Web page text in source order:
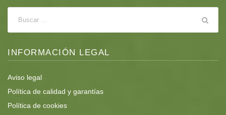
Programa
24 de agosto
INFORMACIÓN LEGAL
Aviso legal
Política de calidad y garantías
Política de cookies